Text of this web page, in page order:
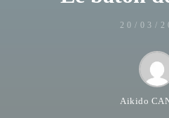
20/03/
Aikido